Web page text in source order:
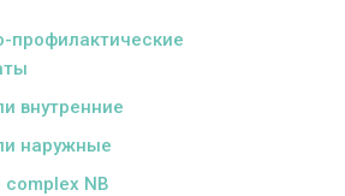
профилактические
внутренние
наружные
NB